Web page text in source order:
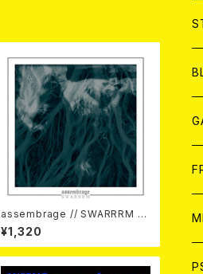
assembrage // SWARRRM /
Split 7EP
¥1,320
CD